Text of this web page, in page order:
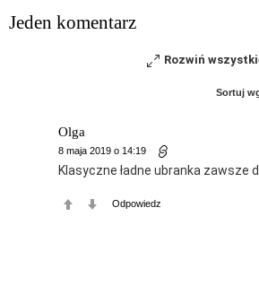
Jeden komentarz
Rozwiń
Sortuj
Olga
8 maja 2019 o 14:19
Klasyczne ładne ubranka zawsze
Odpowiedz